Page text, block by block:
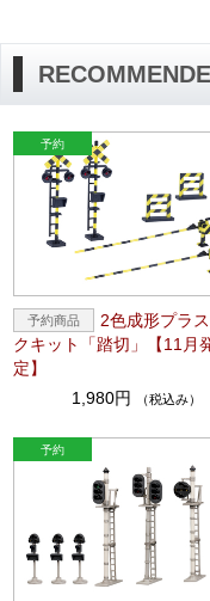
2色成形プラ
クキット「踏切」【11月
定】
1,980円
（税込み）